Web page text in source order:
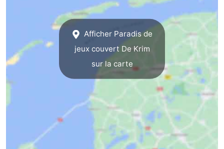
EuroParcs
Texel
Kustpark
-
Afficher Paradis de
jeux couvert De Krim
sur la carte